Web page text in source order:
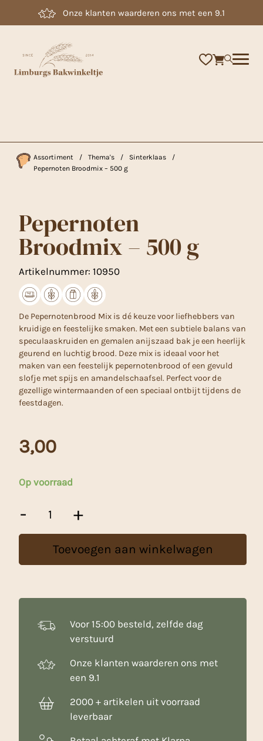
Onze klanten waarderen ons met een 9.1
Assortiment / Thema's / Sinterklaas
/
Pepernoten Broodmix – 500 g
Pepernoten
Broodmix – 500 g
Artikelnummer: 10950
De Pepernotenbrood Mix is dé keuze voor liefhebbers van
kruidige en feestelijke smaken. Met een subtiele balans van
speculaaskruiden en gemalen anijszaad bak je een heerlijk
geurend en luchtig brood. Deze mix is ideaal voor het
maken van een feestelijk pepernotenbrood of een gevuld
slofje met spijs en amandelschaafsel. Perfect voor de
gezellige wintermaanden of een speciaal ontbijt tijdens de
feestdagen.
3,00
Op voorraad
-
Broodmix
500
aantal
+
Toevoegen aan winkelwagen
Voor 15:00 besteld, zelfde dag
verstuurd
Onze klanten waarderen ons met
een 9.1
2000 + artikelen uit voorraad
leverbaar